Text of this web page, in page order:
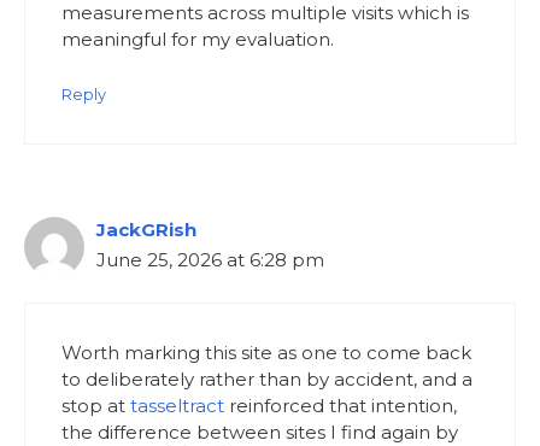
measurements across multiple visits which is
meaningful for my evaluation.
Reply
JackGRish
June 25, 2026 at 6:28 pm
Worth marking this site as one to come back
to deliberately rather than by accident, and a
stop at tasseltract reinforced that intention,
the difference between sites I find again by